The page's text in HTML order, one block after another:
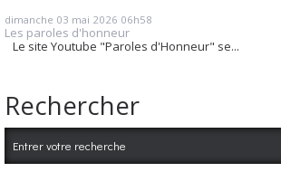
dimanche 03 mai 2026 06h58
Les paroles d'honneur
Le site Youtube "Paroles d'Honneur" se...
Rechercher